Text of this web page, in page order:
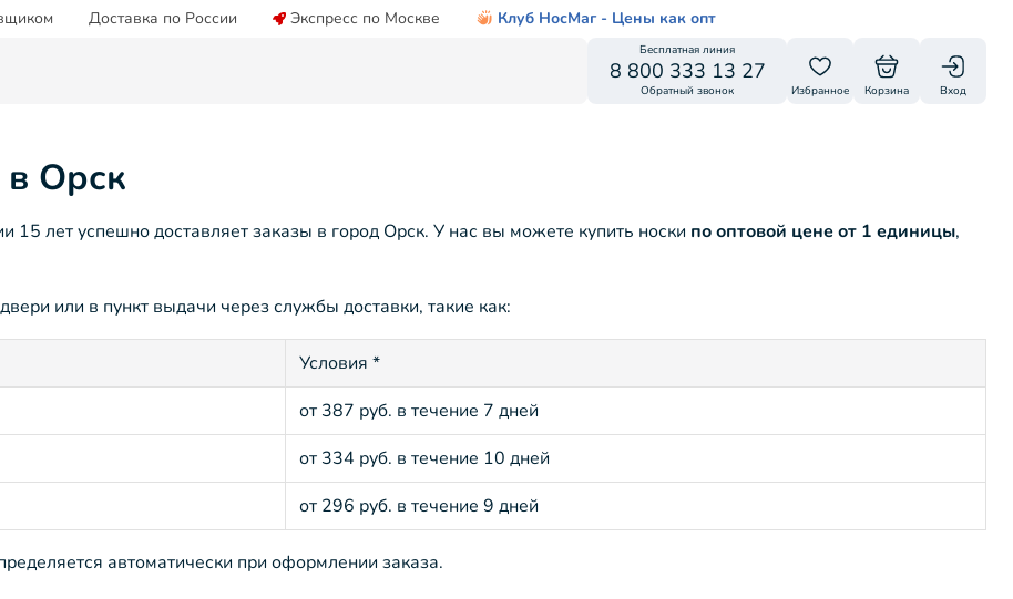
Доставка по России Экспресс по Москве Клуб НосМаг - Цены как опт
Бесплатная линия
8 800 333 13 27
Обратный звонок Избранное Корзина Вход
в Орск
лет успешно доставляет заказы в город Орск. У нас вы можете купить носки по оптовой цене от 1 единицы,
или в пункт выдачи через службы доставки, такие как:
Условия *
от 387 руб. в течение 7 дней
от 334 руб. в течение 10 дней
от 296 руб. в течение 9 дней
автоматически при оформлении заказа.